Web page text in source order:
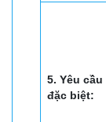
5. Yêu cầu
đặc biệt: